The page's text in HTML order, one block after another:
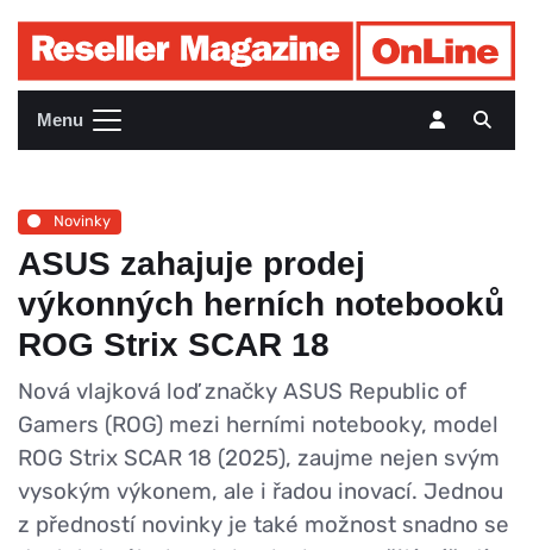
Menu
Novinky
ASUS zahajuje prodej
výkonných herních notebooků
ROG Strix SCAR 18
Nová vlajková loď značky ASUS Republic of
Gamers (ROG) mezi herními notebooky, model
ROG Strix SCAR 18 (2025), zaujme nejen svým
vysokým výkonem, ale i řadou inovací. Jednou
z předností novinky je také možnost snadno se